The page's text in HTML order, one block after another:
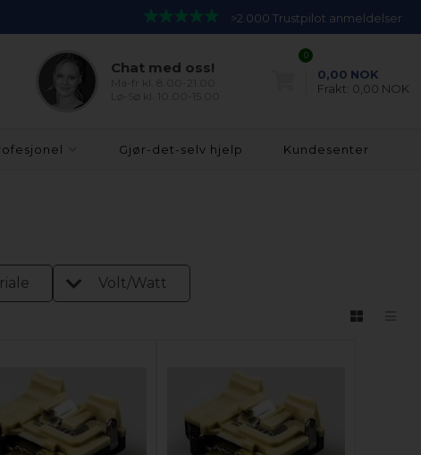
>2.000 Trustpilot anmeldelser
Chat med oss!
0
0,00 NOK
Frakt: 0,00 NOK
Gjør-det-selv hjelp Kundesenter
Volt/Watt